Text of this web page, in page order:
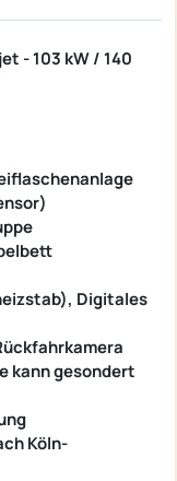
- 103 kW / 140
Digitales
kann gesondert
Köln-